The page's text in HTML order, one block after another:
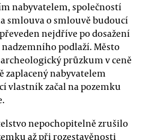
nabyvatelem, společností
smlouva o smlouvě budoucí
nejdříve po dosažení
podlaží. Město
průzkum v ceně
zaplacený nabyvatelem
vlastník začal na pozemku
nepochopitelně zrušilo
až při rozestavěnosti